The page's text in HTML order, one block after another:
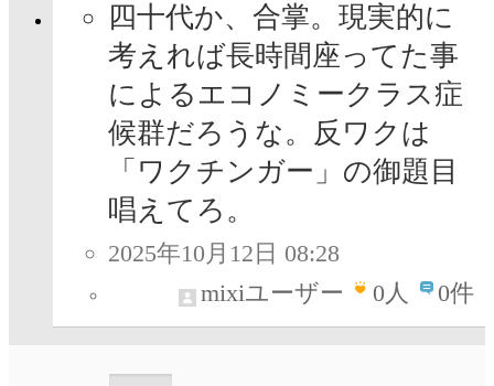
四十代か、合掌。現実的に
考えれば長時間座ってた事
によるエコノミークラス症
候群だろうな。反ワクは
「ワクチンガー」の御題目
唱えてろ。
2025年10月12日 08:28
mixiユーザー
0人 0件